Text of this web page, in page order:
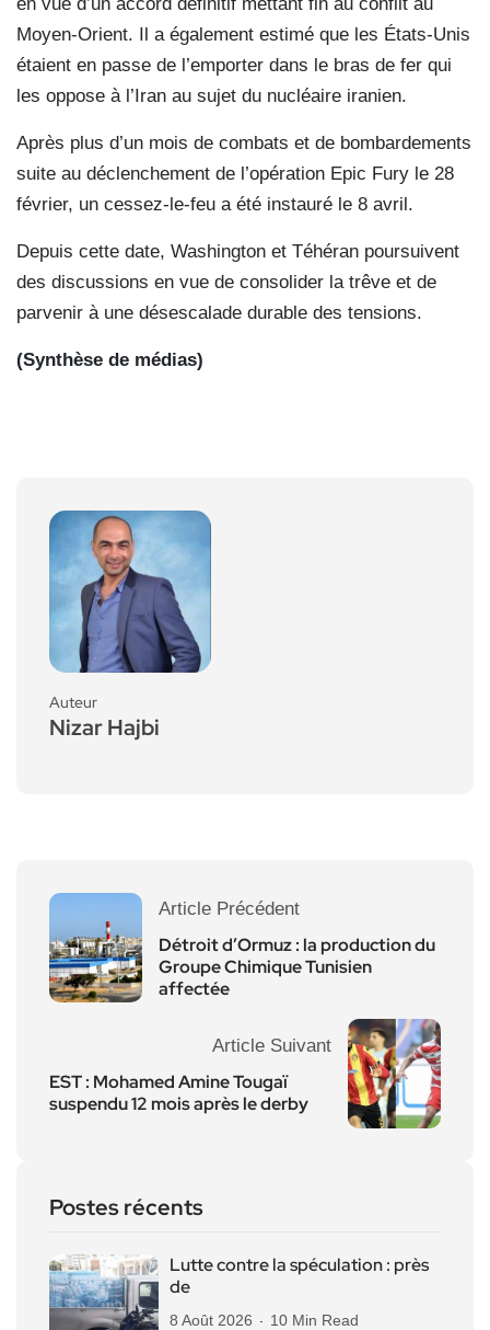
Moyen-Orient. Il a également estimé que les États-Unis
étaient en passe de l’emporter dans le bras de fer qui
les oppose à l’Iran au sujet du nucléaire iranien.
Après plus d’un mois de combats et de bombardements
suite au déclenchement de l’opération Epic Fury le 28
février, un cessez-le-feu a été instauré le 8 avril.
Depuis cette date, Washington et Téhéran poursuivent
des discussions en vue de consolider la trêve et de
parvenir à une désescalade durable des tensions.
(Synthèse de médias)
Auteur
Nizar Hajbi
Article Précédent
Détroit d’Ormuz : la production du
Groupe Chimique Tunisien
affectée
Article Suivant
EST : Mohamed Amine Tougaï
suspendu 12 mois après le derby
Postes récents
Lutte contre la spéculation : près
de
8 Août 2026 10 Min Read